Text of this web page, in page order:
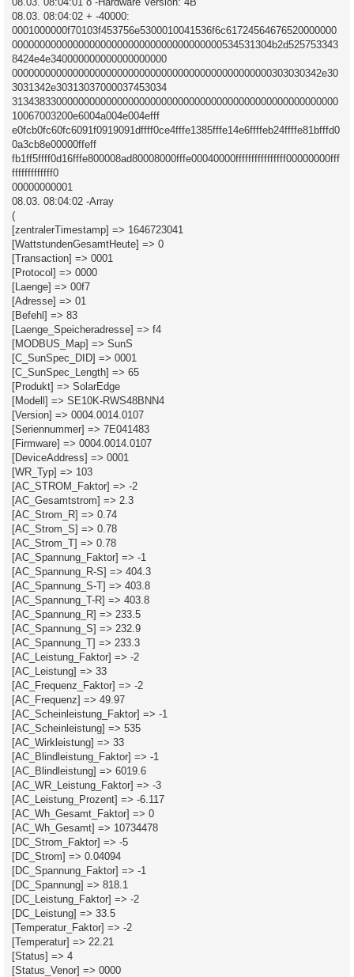
08.03. 08:04:02 + -40000:
0001000000f70103f453756e5300010041536f6c61724564676520000000
00000000000000000000000000000000000000534531304b2d525753343
8424e4e340000000000000000000
00000000000000000000000000000000000000000000000303030342e30
3031342e30313037000037453034
31343833000000000000000000000000000000000000000000000000000
10067003200e6004a004e004efff
e0fcb0fc60fc6091f0919091dffff0ce4fffe1385fffe14e6ffffeb24ffffe81bfffd0
0a3cb8e00000ffeff
fb1ff5ffff0d16fffe800008ad80008000fffe00040000ffffffffffffffff00000000fff
fffffffffffff0
00000000001
08.03. 08:04:02 -Array
(
[zentralerTimestamp] => 1646723041
[WattstundenGesamtHeute] => 0
[Transaction] => 0001
[Protocol] => 0000
[Laenge] => 00f7
[Adresse] => 01
[Befehl] => 83
[Laenge_Speicheradresse] => f4
[MODBUS_Map] => SunS
[C_SunSpec_DID] => 0001
[C_SunSpec_Length] => 65
[Produkt] => SolarEdge
[Modell] => SE10K-RWS48BNN4
[Version] => 0004.0014.0107
[Seriennummer] => 7E041483
[Firmware] => 0004.0014.0107
[DeviceAddress] => 0001
[WR_Typ] => 103
[AC_STROM_Faktor] => -2
[AC_Gesamtstrom] => 2.3
[AC_Strom_R] => 0.74
[AC_Strom_S] => 0.78
[AC_Strom_T] => 0.78
[AC_Spannung_Faktor] => -1
[AC_Spannung_R-S] => 404.3
[AC_Spannung_S-T] => 403.8
[AC_Spannung_T-R] => 403.8
[AC_Spannung_R] => 233.5
[AC_Spannung_S] => 232.9
[AC_Spannung_T] => 233.3
[AC_Leistung_Faktor] => -2
[AC_Leistung] => 33
[AC_Frequenz_Faktor] => -2
[AC_Frequenz] => 49.97
[AC_Scheinleistung_Faktor] => -1
[AC_Scheinleistung] => 535
[AC_Wirkleistung] => 33
[AC_Blindleistung_Faktor] => -1
[AC_Blindleistung] => 6019.6
[AC_WR_Leistung_Faktor] => -3
[AC_Leistung_Prozent] => -6.117
[AC_Wh_Gesamt_Faktor] => 0
[AC_Wh_Gesamt] => 10734478
[DC_Strom_Faktor] => -5
[DC_Strom] => 0.04094
[DC_Spannung_Faktor] => -1
[DC_Spannung] => 818.1
[DC_Leistung_Faktor] => -2
[DC_Leistung] => 33.5
[Temperatur_Faktor] => -2
[Temperatur] => 22.21
[Status] => 4
[Status_Venor] => 0000